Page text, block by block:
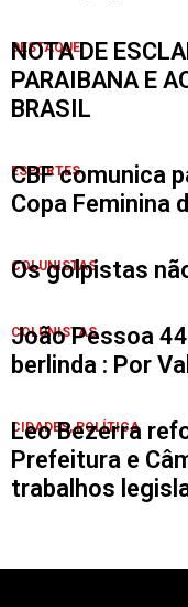
DESTAQUE
NOTA DE
PARAIBANA E
BRASIL
ESPORTES
CBF comunica
Copa Feminina
COLUNISTAS
Os golpistas
COLUNISTAS
João Pessoa
berlinda : Por
CIDADES,POLÍTICA
Leo Bezerra
Prefeitura e
trabalhos